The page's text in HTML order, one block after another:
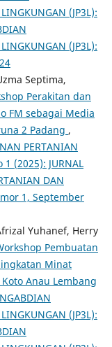
(JP3L):
(JP3L):
Septima,
Perakitan dan
FM sebagai Media
2 Padang ,
PERTANIAN
1 (2025): JURNAL
DAN
1, September
Yuhanef, Herry
Pembuatan
Minat
Anau Lembang
(JP3L):